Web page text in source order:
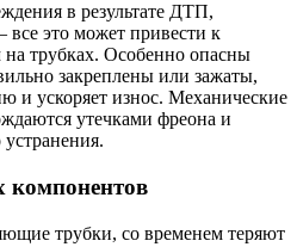
в результате ДТП,
это может привести к
на трубках. Особенно опасны
закреплены или зажаты,
и ускоряет износ. Механические
утечками фреона и
компонентов
трубки, со временем теряют